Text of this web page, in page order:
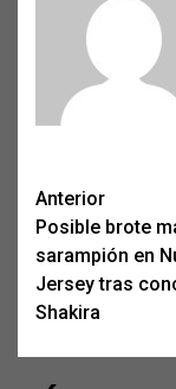
Post
Anterior
Posible brote
sarampión en
Jersey tras
Shakira